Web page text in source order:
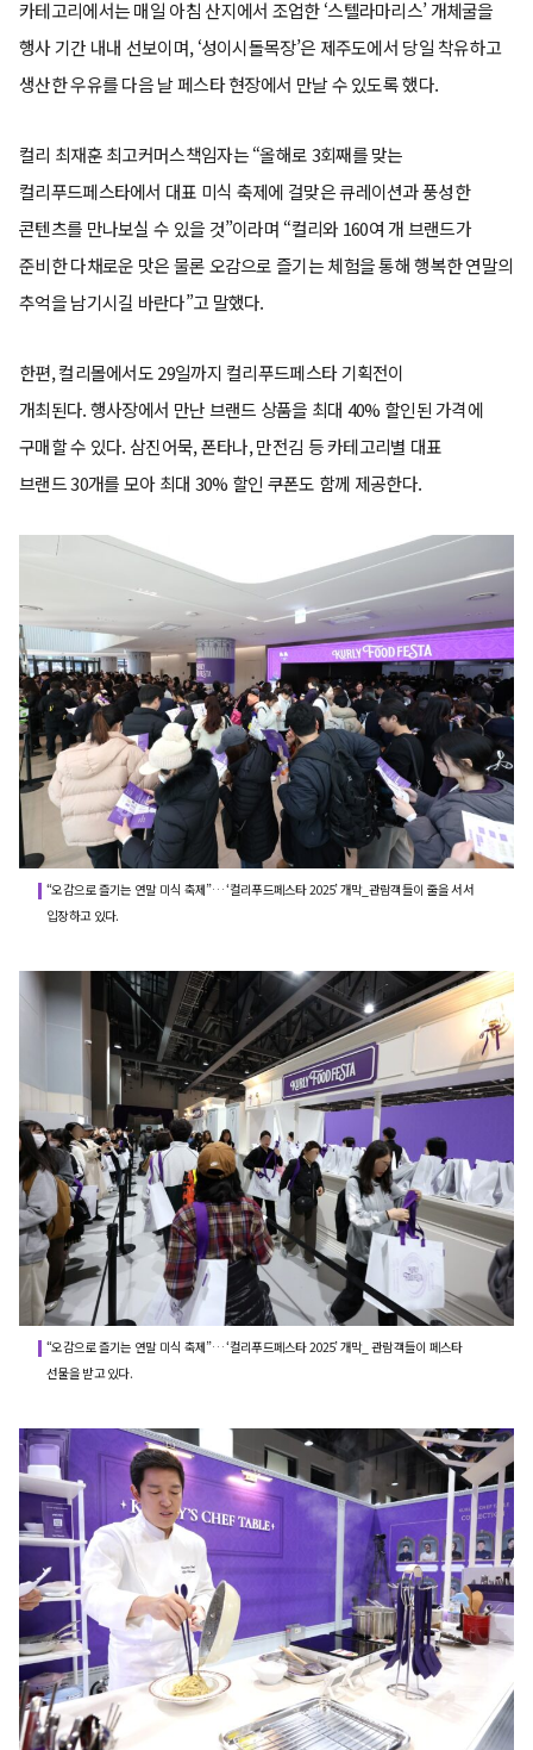
카테고리에서는 매일 아침 산지에서 조업한 ‘스텔라마리스’ 개체굴을
행사 기간 내내 선보이며, ‘성이시돌목장’은 제주도에서 당일 착유하고
생산한 우유를 다음 날 페스타 현장에서 만날 수 있도록 했다.
컬리 최재훈 최고커머스책임자는 “올해로 3회째를 맞는
컬리푸드페스타에서 대표 미식 축제에 걸맞은 큐레이션과 풍성한
콘텐츠를 만나보실 수 있을 것”이라며 “컬리와 160여 개 브랜드가
준비한 다채로운 맛은 물론 오감으로 즐기는 체험을 통해 행복한 연말의
추억을 남기시길 바란다”고 말했다.
한편, 컬리몰에서도 29일까지 컬리푸드페스타 기획전이
개최된다. 행사장에서 만난 브랜드 상품을 최대 40% 할인된 가격에
구매할 수 있다. 삼진어묵, 폰타나, 만전김 등 카테고리별 대표
브랜드 30개를 모아 최대 30% 할인 쿠폰도 함께 제공한다.
“오감으로 즐기는 연말 미식 축제”… ‘컬리푸드페스타 2025’ 개막_관람객들이 줄을 서서
입장하고 있다.
“오감으로 즐기는 연말 미식 축제”… ‘컬리푸드페스타 2025’ 개막_ 관람객들이 페스타
선물을 받고 있다.